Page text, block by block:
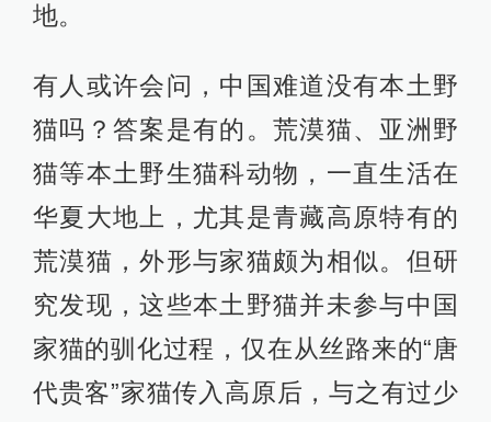
地。
有人或许会问，中国难道没有本土野
猫吗？答案是有的。荒漠猫、亚洲野
猫等本土野生猫科动物，一直生活在
华夏大地上，尤其是青藏高原特有的
荒漠猫，外形与家猫颇为相似。但研
究发现，这些本土野猫并未参与中国
家猫的驯化过程，仅在从丝路来的“唐
代贵客”家猫传入高原后，与之有过少